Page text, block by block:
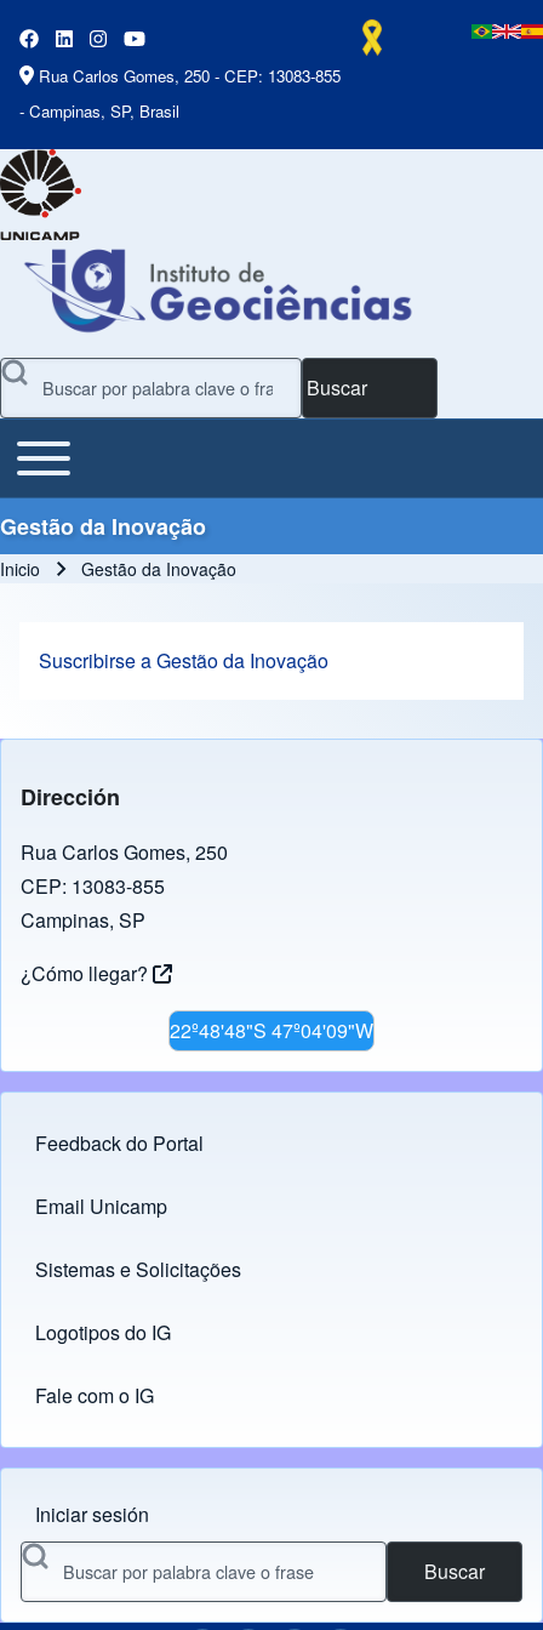
Rua Carlos Gomes, 250 - CEP: 13083-855
- Campinas, SP, Brasil
Buscar
Main Menu
Toggle main menu
Gestão da Inovação
Inicio Gestão da Inovação
Suscribirse a Gestão da Inovação
Dirección
Rua Carlos Gomes, 250
CEP: 13083-855
Campinas, SP
¿Cómo llegar?
22º48'48"S 47º04'09"W
Footer menu
Feedback do Portal
Links
Email Unicamp
(opens in new tab)
Sistemas e Solicitações
(opens in new tab)
Logotipos do IG
(opens in new tab)
Fale com o IG
Menu do usuário
Iniciar sesión
Buscar